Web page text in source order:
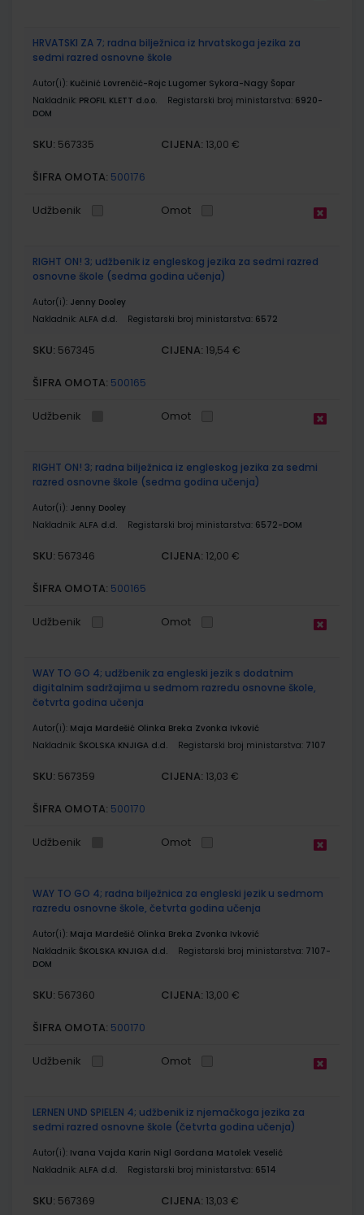
HRVATSKI ZA 7; radna bilježnica iz hrvatskoga jezika za
sedmi razred osnovne škole
Autor(i): Kučinić Lovrenčić-Rojc Lugomer Sykora-Nagy Šopar
Nakladnik: PROFIL KLETT d.o.o. Registarski broj ministarstva: 6920-
DOM
SKU: 567335 CIJENA: 13,00 €
ŠIFRA OMOTA: 500176
Udžbenik Omot
RIGHT ON! 3; udžbenik iz engleskog jezika za sedmi razred
osnovne škole (sedma godina učenja)
Autor(i): Jenny Dooley
Nakladnik: ALFA d.d. Registarski broj ministarstva: 6572
SKU: 567345 CIJENA: 19,54 €
ŠIFRA OMOTA: 500165
Udžbenik Omot
RIGHT ON! 3; radna bilježnica iz engleskog jezika za sedmi
razred osnovne škole (sedma godina učenja)
Autor(i): Jenny Dooley
Nakladnik: ALFA d.d. Registarski broj ministarstva: 6572-DOM
SKU: 567346 CIJENA: 12,00 €
ŠIFRA OMOTA: 500165
Udžbenik Omot
WAY TO GO 4; udžbenik za engleski jezik s dodatnim
digitalnim sadržajima u sedmom razredu osnovne škole,
četvrta godina učenja
Autor(i): Maja Mardešić Olinka Breka Zvonka Ivković
Nakladnik: ŠKOLSKA KNJIGA d.d. Registarski broj ministarstva: 7107
SKU: 567359 CIJENA: 13,03 €
ŠIFRA OMOTA: 500170
Udžbenik Omot
WAY TO GO 4; radna bilježnica za engleski jezik u sedmom
razredu osnovne škole, četvrta godina učenja
Autor(i): Maja Mardešić Olinka Breka Zvonka Ivković
Nakladnik: ŠKOLSKA KNJIGA d.d. Registarski broj ministarstva: 7107-
DOM
SKU: 567360 CIJENA: 13,00 €
ŠIFRA OMOTA: 500170
Udžbenik Omot
LERNEN UND SPIELEN 4; udžbenik iz njemačkoga jezika za
sedmi razred osnovne škole (četvrta godina učenja)
Autor(i): Ivana Vajda Karin Nigl Gordana Matolek Veselić
Nakladnik: ALFA d.d. Registarski broj ministarstva: 6514
SKU: 567369 CIJENA: 13,03 €